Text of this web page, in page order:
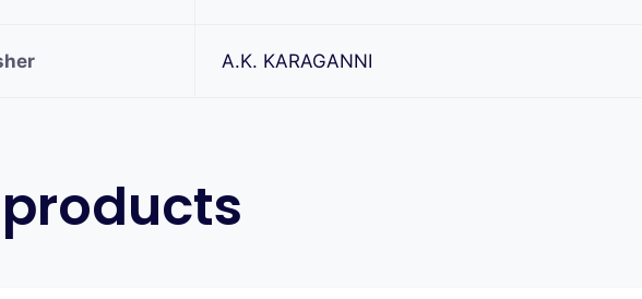
A.K. KARAGANNI